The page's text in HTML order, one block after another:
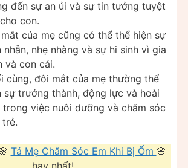
đến sự an ủi và sự tin tưởng tuyệt
con.
của mẹ cũng có thể thể hiện sự
nhẫn, nhẹ nhàng và sự hi sinh vì gia
và con cái.
cùng, đôi mắt của mẹ thường thể
sự trưởng thành, động lực và hoài
trong việc nuôi dưỡng và chăm sóc
Tả Mẹ Chăm Sóc Em Khi Bị Ốm 🌸
hay nhất!